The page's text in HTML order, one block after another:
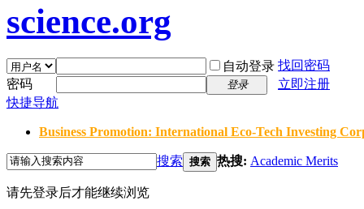
自动登录 找回密码
密码
登录
立即注册
快捷导航
Business Promotion: International Eco-Tech Investing
搜索 搜索 热搜: Academic Merits
请先登录后才能继续浏览